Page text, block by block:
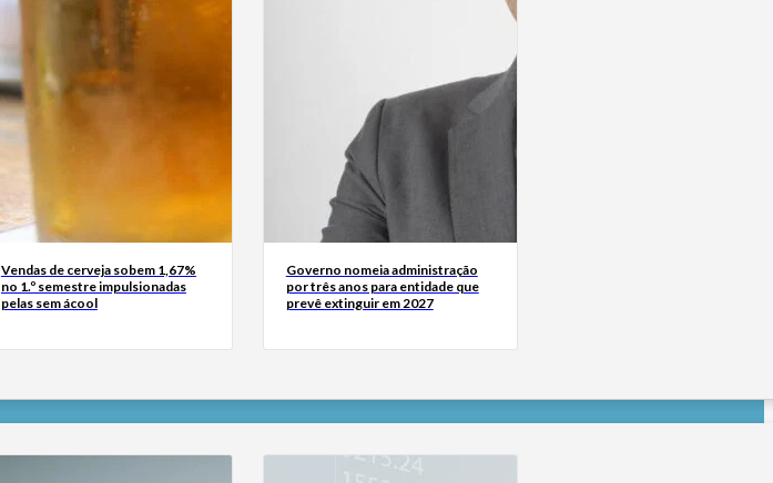
Vendas de cerveja sobem 1,67%
no 1.º semestre impulsionadas
pelas sem ácool
Governo nomeia administração
por três anos para entidade que
prevê extinguir em 2027